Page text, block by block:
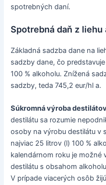
spotrebných daní.
Spotrebná daň z
Základná sadzba dane na
sadzby dane, čo
100 % alkoholu. Znížená
sadzby, teda 745,2 eur/hl a.
Súkromná výroba
destilátu sa rozumie
osoby na výrobu destilátu v
najviac 25 litrov (l) 100 %
kalendárnom roku je možné
destilátu s obsahom
V prípade viacerých osôb